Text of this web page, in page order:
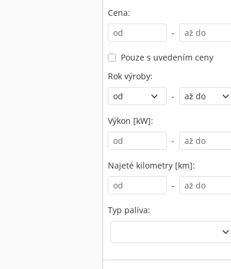
Cena:
-
Pouze s uvedením ceny
Rok výroby:
-
Výkon [kW]:
-
Najeté kilometry [km]:
-
Typ paliva: